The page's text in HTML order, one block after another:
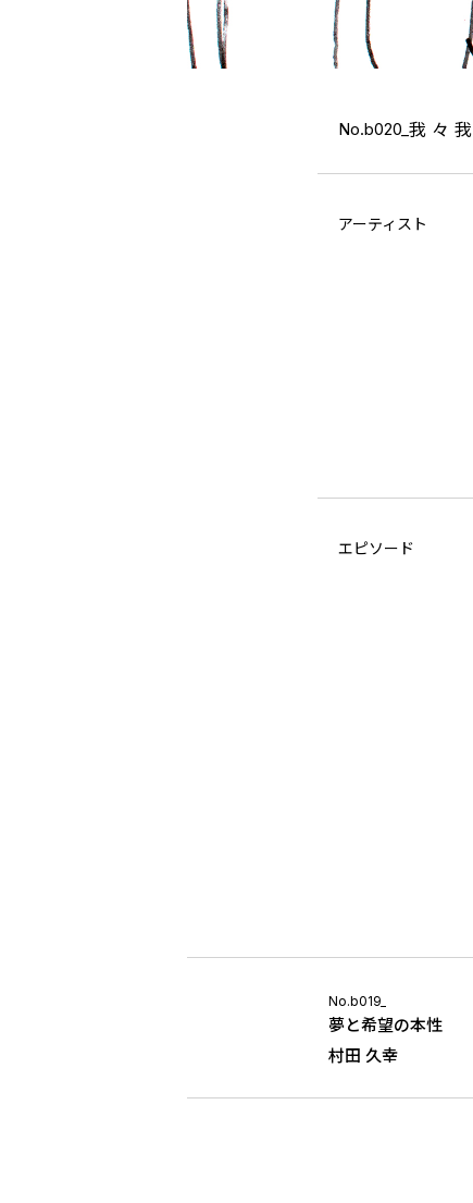
No.b020_ 我 々 我
アーティスト
エピソード
No.b019_
夢と希望の本性
村田 久幸